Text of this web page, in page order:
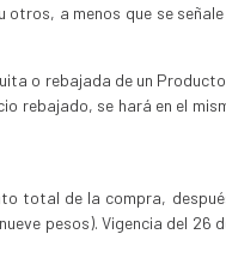
a menos que se
o rebajada de un
rebajado, se hará en el
total de la compra,
pesos). Vigencia del 26